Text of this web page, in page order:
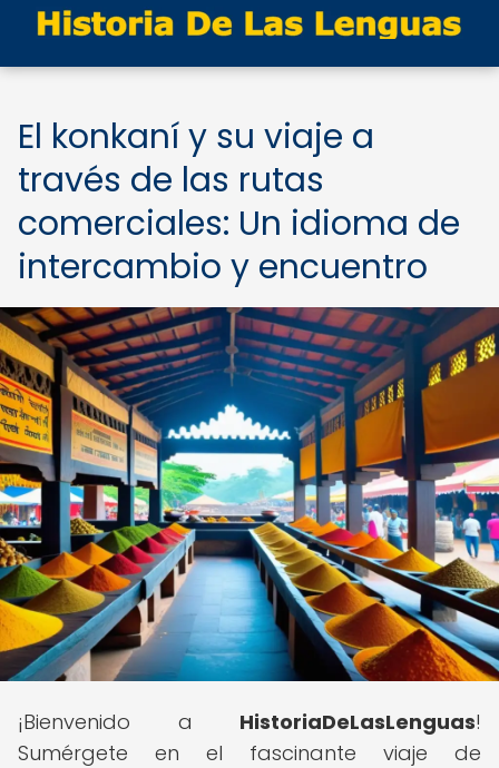
El konkaní y su viaje a
través de las rutas
comerciales: Un idioma de
intercambio y encuentro
¡Bienvenido a HistoriaDeLasLenguas!
Sumérgete en el fascinante viaje de